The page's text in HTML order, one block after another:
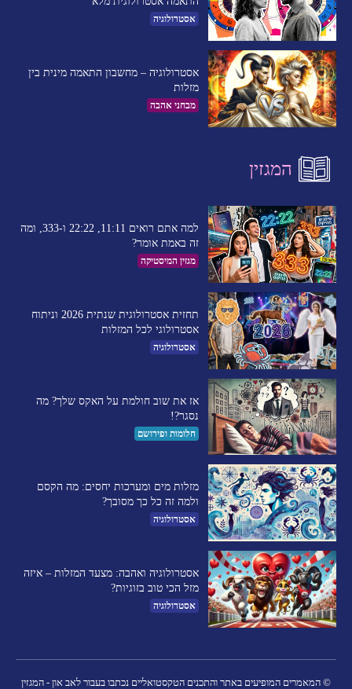
אסטרולוגיה
אסטרולוגיה – מחשבון התאמה מינית בין
מזלות
מבחני אהבה
המגזין
למה אתם רואים 11:11, 22:22 ו-333, ומה
זה באמת אומר?
מגזין המיסטיקה
תחזית אסטרולוגית שנתית 2026 וניתוח
אסטרולוגי לכל המזלות
אסטרולוגיה
אז את שוב חולמת על האקס שלך? מה
נסגר?!
חלומות ופירושם
מזלות מים ומערכות יחסים: מה הקסם
ולמה זה כל כך מסובך?
אסטרולוגיה
אסטרולוגיה ואהבה: מצעד המזלות – איזה
מזל הכי טוב בזוגיות?
אסטרולוגיה
© המאמרים המופיעים באתר והתכנים הטקסטואליים נכתבו בעבור לאב און - המגזין